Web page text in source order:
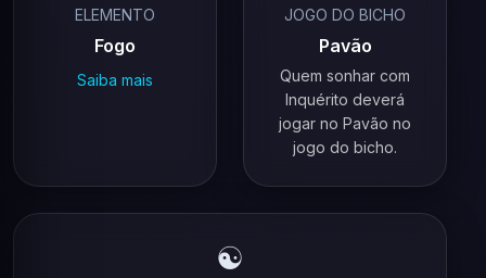
ELEMENTO
Fogo
Saiba mais
JOGO DO BICHO
Pavão
Quem sonhar com
Inquérito deverá
jogar no Pavão no
jogo do bicho.
☯️